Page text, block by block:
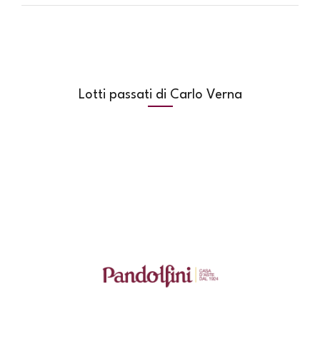
Lotti passati di Carlo Verna